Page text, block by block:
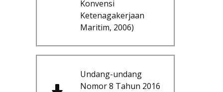
Konvensi
Ketenagakerjaan
Maritim, 2006)
Undang-undang
Nomor 8 Tahun 2016